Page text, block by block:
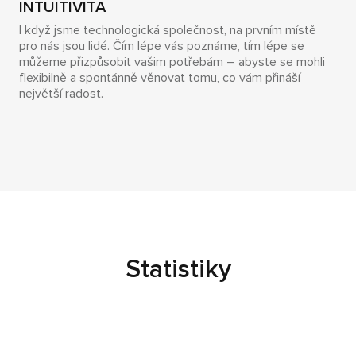
INTUITIVITA
I když jsme technologická společnost, na prvním místě
pro nás jsou lidé. Čím lépe vás poznáme, tím lépe se
můžeme přizpůsobit vašim potřebám – abyste se mohli
flexibilně a spontánně věnovat tomu, co vám přináší
největší radost.
Statistiky